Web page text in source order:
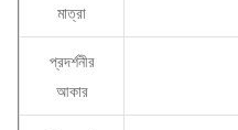
মাত্রা
প্রদর্শনীর
আকার